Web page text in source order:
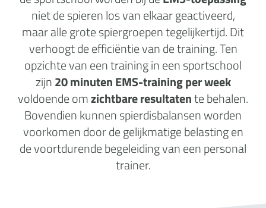
niet de spieren los van elkaar geactiveerd,
maar alle grote spiergroepen tegelijkertijd. Dit
verhoogt de efficiëntie van de training. Ten
opzichte van een training in een sportschool
zijn20 minuten EMS-training per week
voldoende omzichtbare resultatente behalen.
Bovendien kunnen spierdisbalansen worden
voorkomen door de gelijkmatige belasting en
de voortdurende begeleiding van een personal
trainer.